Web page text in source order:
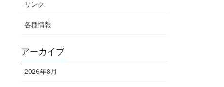
リンク
各種情報
アーカイブ
2026年8月